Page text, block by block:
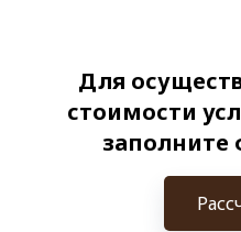
Для
стоимости
заполните